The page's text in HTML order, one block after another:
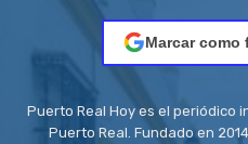
Marcar como
Puerto Real Hoy es el periódico
Puerto Real. Fundado en